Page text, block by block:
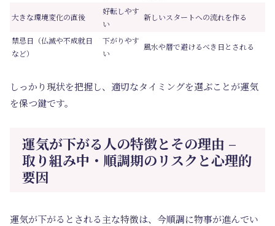
大きな環境変化の直後
好転しやす
い
新しいスタートへの流れを作る
禁忌日（仏滅や不成就日
など）
下がりやす
い
風水や暦で避けるべき日とされる
しっかり現状を把握し、適切なタイミングを選ぶことが運気
を保つ鍵です。
運気が下がる人の特徴とその理由 –
取り組み中・順調期のリスクと心理的
要因
運気が下がるとされる主な特徴は、 今順調に物事が進んでい